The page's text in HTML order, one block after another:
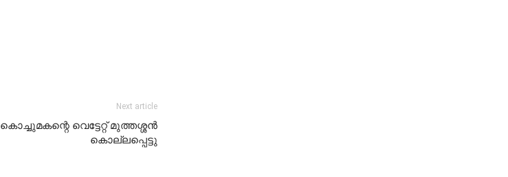
Next article
കൊച്ചുമകന്റെ വെട്ടേറ്റ് മുത്തശ്ശന്‍
കൊല്ലപ്പെട്ടു